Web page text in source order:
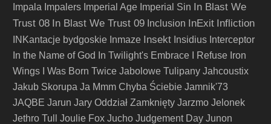
Impala Impalers Imperial Age Imperial Sin In Blast We
Trust 08 In Blast We Trust 09 Inclusion InExit Infliction
INKantacje bydgoskie Inmaze Insekt Insidius Interceptor
In the Name of God
In Twilight's Embrace I Refuse Iron
Wings
I Was Born Twice Jabolowe Tulipany Jahcoustix
Jakub Skorupa Ja Mmm Chyba Ściebie Jamnik'73
JAQBE Jarun Jary Oddział Zamknięty Jarzmo Jelonek
Jethro Tull
Joulie Fox Jucho Judgement Day Junon